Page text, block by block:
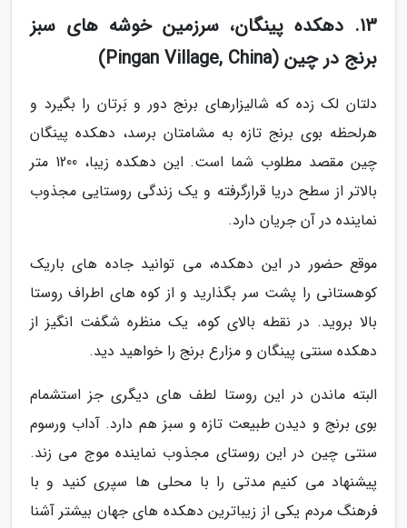
13. دهکده پینگان، سرزمین خوشه های سبز
برنج در چین (Pingan Village, China)
دلتان لک زده که شالیزارهای برنج دور و بَرتان را بگیرد و
هرلحظه بوی برنج تازه به مشامتان برسد، دهکده پینگان
چین مقصد مطلوب شما است. این دهکده زیبا، 1200 متر
بالاتر از سطح دریا قرارگرفته و یک زندگی روستایی مجذوب
نماینده در آن جریان دارد.
موقع حضور در این دهکده، می توانید جاده های باریک
کوهستانی را پشت سر بگذارید و از کوه های اطراف روستا
بالا بروید. در نقطه بالای کوه، یک منظره شگفت انگیز از
دهکده سنتی پینگان و مزارع برنج را خواهید دید.
البته ماندن در این روستا لطف های دیگری جز استشمام
بوی برنج و دیدن طبیعت تازه و سبز هم دارد. آداب ورسوم
سنتی چین در این روستای مجذوب نماینده موج می زند.
پیشنهاد می کنیم مدتی را با محلی ها سپری کنید و با
فرهنگ مردم یکی از زیباترین دهکده های جهان بیشتر آشنا